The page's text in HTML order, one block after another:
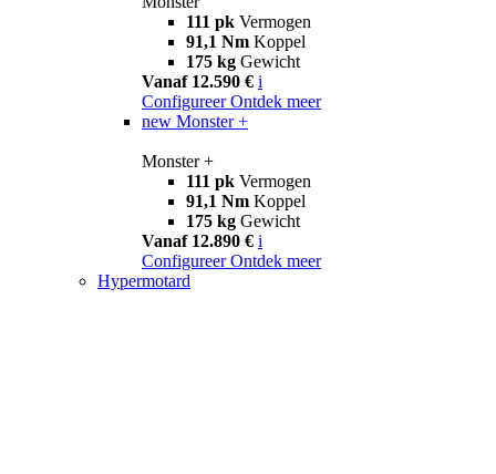
111 pk Vermogen
91,1 Nm Koppel
175 kg Gewicht
Vanaf 12.590 € i
Configureer Ontdek meer
new Monster +
Monster +
111 pk Vermogen
91,1 Nm Koppel
175 kg Gewicht
Vanaf 12.890 € i
Configureer Ontdek meer
Hypermotard